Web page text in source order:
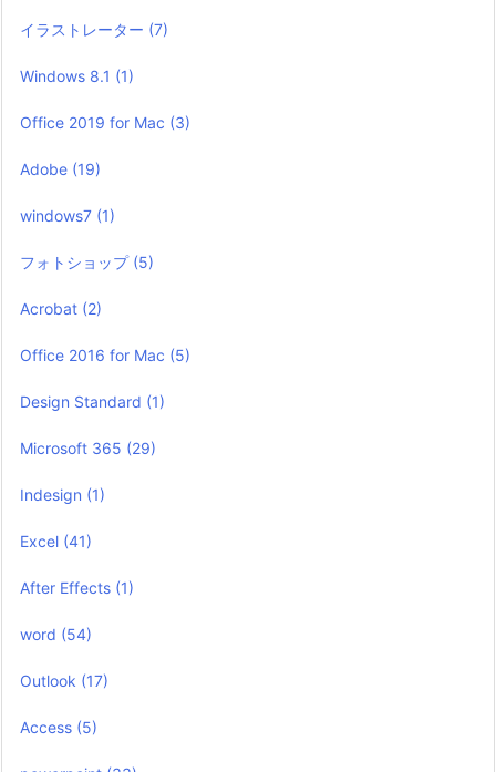
イラストレーター (7)
Windows 8.1 (1)
Office 2019 for Mac (3)
Adobe (19)
windows7 (1)
フォトショップ (5)
Acrobat (2)
Office 2016 for Mac (5)
Design Standard (1)
Microsoft 365 (29)
Indesign (1)
Excel (41)
After Effects (1)
word (54)
Outlook (17)
Access (5)